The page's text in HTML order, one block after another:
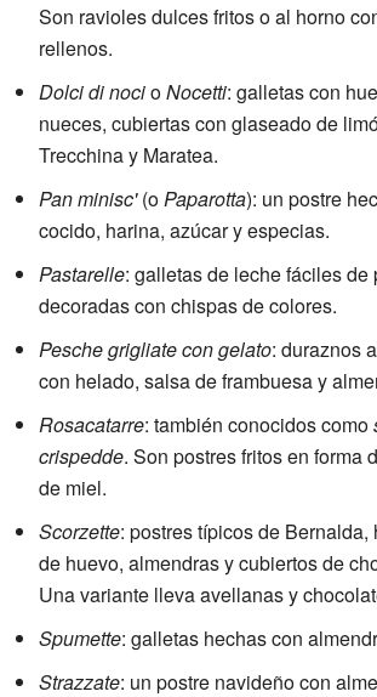
Son ravioles dulces fritos o al horno
rellenos.
Dolci di nocioNocetti: galletas con
nueces, cubiertas con glaseado de
Trecchina y Maratea.
Pan minisc'(o Paparotta): un postre
cocido, harina, azúcar y especias.
Pastarelle: galletas de leche fáciles de
decoradas con chispas de colores.
Pesche grigliate con gelato: duraznos
con helado, salsa de frambuesa y
Rosacatarre: también conocidos como
crispedde. Son postres fritos en forma
de miel.
Scorzette: postres típicos de
de huevo, almendras y cubiertos de
Una variante lleva avellanas y
Spumette: galletas hechas con
Strazzate: un postre navideño con